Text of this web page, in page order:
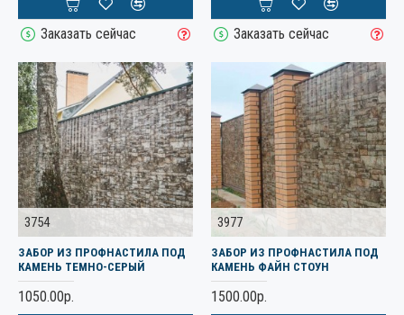
Заказать сейчас Заказать сейчас
3754
ЗАБОР ИЗ ПРОФНАСТИЛА ПОД
КАМЕНЬ ТЕМНО-СЕРЫЙ
1050.00р.
3977
ЗАБОР ИЗ ПРОФНАСТИЛА ПОД
КАМЕНЬ ФАЙН СТОУН
1500.00р.